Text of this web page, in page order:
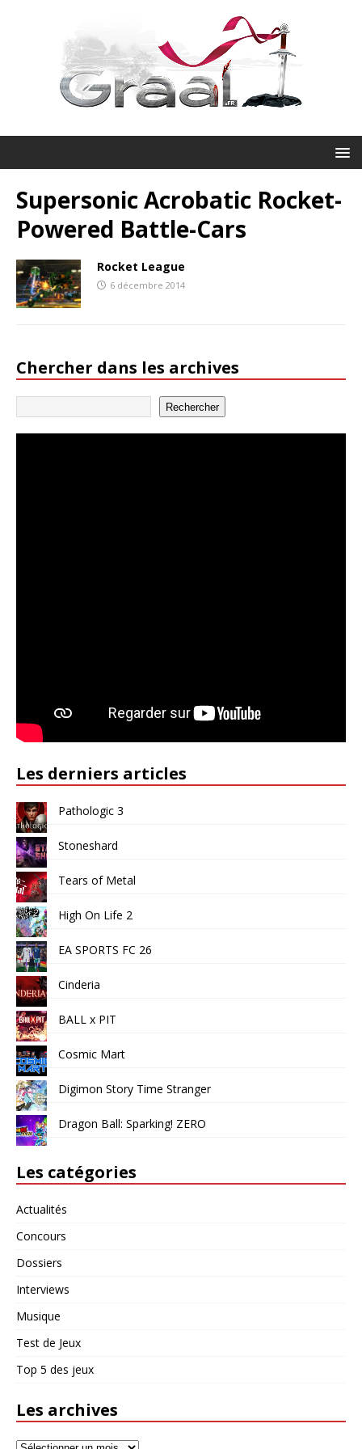
Supersonic Acrobatic Rocket-
Powered Battle-Cars
Rocket League
6 décembre 2014
Chercher dans les archives
Rechercher
Les derniers articles
Pathologic 3
Stoneshard
Tears of Metal
High On Life 2
EA SPORTS FC 26
Cinderia
BALL x PIT
Cosmic Mart
Digimon Story Time Stranger
Dragon Ball: Sparking! ZERO
Les catégories
Actualités
Concours
Dossiers
Interviews
Musique
Test de Jeux
Top 5 des jeux
Les archives